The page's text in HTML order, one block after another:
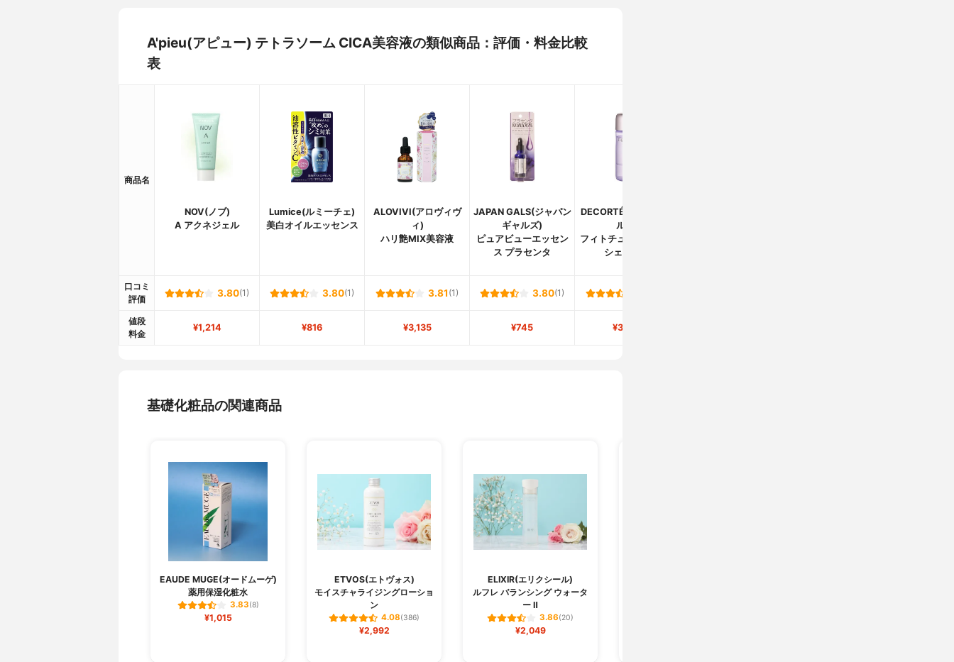
A'pieu(アピュー) テトラソーム CICA美容液の類似商品：評価・料金比較
表
商品名
NOV(ノブ)
A アクネジェル
Lumice(ルミーチェ)
美白オイルエッセンス
ALOVIVI(アロヴィヴ
ィ)
ハリ艶MIX美容液
JAPAN GALS(ジャパン
ギャルズ)
ピュアビューエッセン
ス プラセンタ
DECORTÉ(コスメデコ
ルテ)
フィトチューン オイル
シェイカー
口コミ
評価
3.80(1) 3.80(1) 3.81 (1) 3.80(1)
値段
料金
¥1,214 ¥816 ¥3,135 ¥745 ¥3,517
基礎化粧品の関連商品
EAUDE MUGE(オードムーゲ)
薬用保湿化粧水
3.83(8)
¥1,015
ETVOS(エトヴォス)
モイスチャライジングローショ
ン
4.08(386)
¥2,992
ELIXIR(エリクシール)
ルフレ バランシング ウォータ
ー Ⅱ
3.86(20)
¥2,049